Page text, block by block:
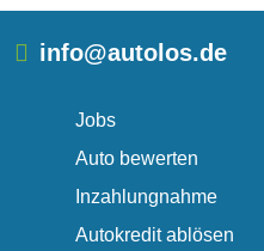
info@autolos.de
Jobs
Auto bewerten
Inzahlungnahme
Autokredit ablösen